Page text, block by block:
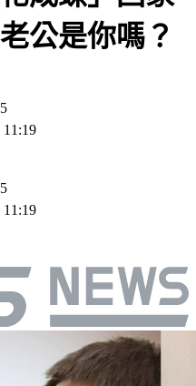
公是你嗎？